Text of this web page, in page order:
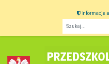
Informacja